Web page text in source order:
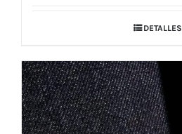
DETALLES